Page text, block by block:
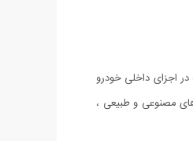
اجزای داخلی خودرو
مصنوعی و طبیعی ،